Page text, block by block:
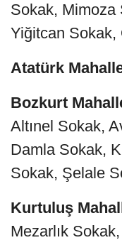
Sokak, Mimoza
Yiğitcan Sokak,
Atatürk
Bozkurt
Altınel Sokak,
Damla Sokak,
Sokak, Şelale
Kurtuluş
Mezarlık